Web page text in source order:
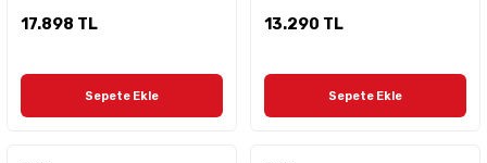
17.898 TL
Sepete Ekle
13.290 TL
Sepete Ekle